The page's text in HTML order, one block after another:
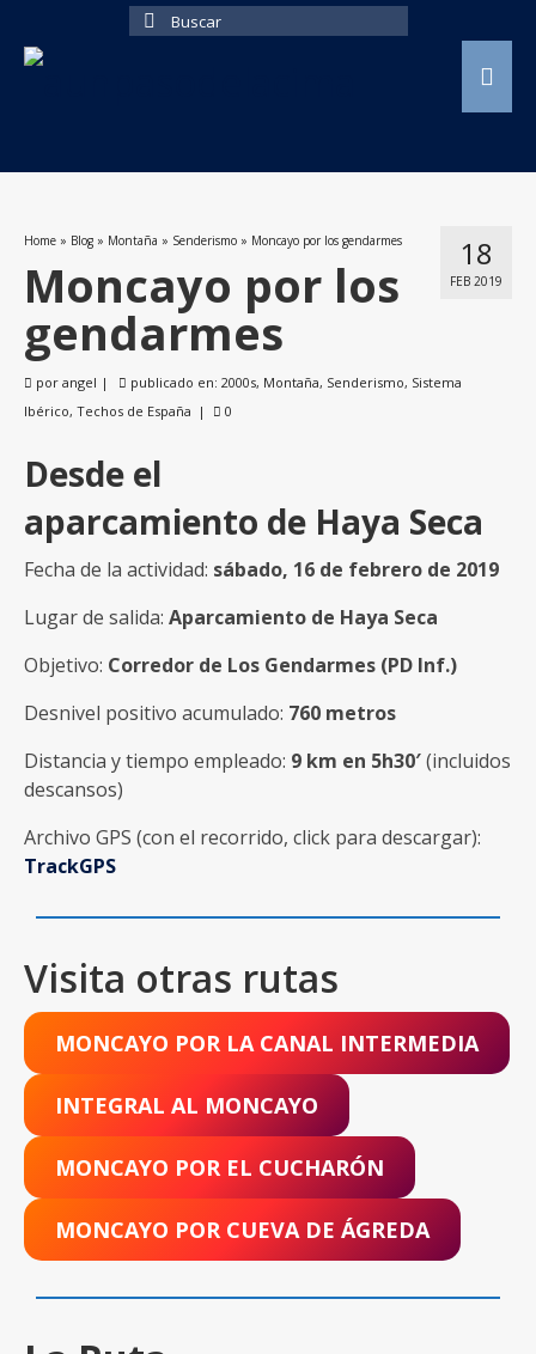
Buscar
18
FEB 2019
Home » Blog » Montaña » Senderismo » Moncayo por los gendarmes
Moncayo por los
gendarmes
por angel | publicado en: 2000s, Montaña, Senderismo, Sistema
Ibérico, Techos de España | 0
Desde el
aparcamiento de Haya Seca
Fecha de la actividad: sábado, 16 de febrero de 2019
Lugar de salida: Aparcamiento de Haya Seca
Objetivo: Corredor de Los Gendarmes (PD Inf.)
Desnivel positivo acumulado: 760 metros
Distancia y tiempo empleado: 9 km en 5h30′(incluidos
descansos)
Archivo GPS (con el recorrido, click para descargar):
TrackGPS
Visita otras rutas
MONCAYO POR LA CANAL INTERMEDIA
INTEGRAL AL MONCAYO
MONCAYO POR EL CUCHARÓN
MONCAYO POR CUEVA DE ÁGREDA